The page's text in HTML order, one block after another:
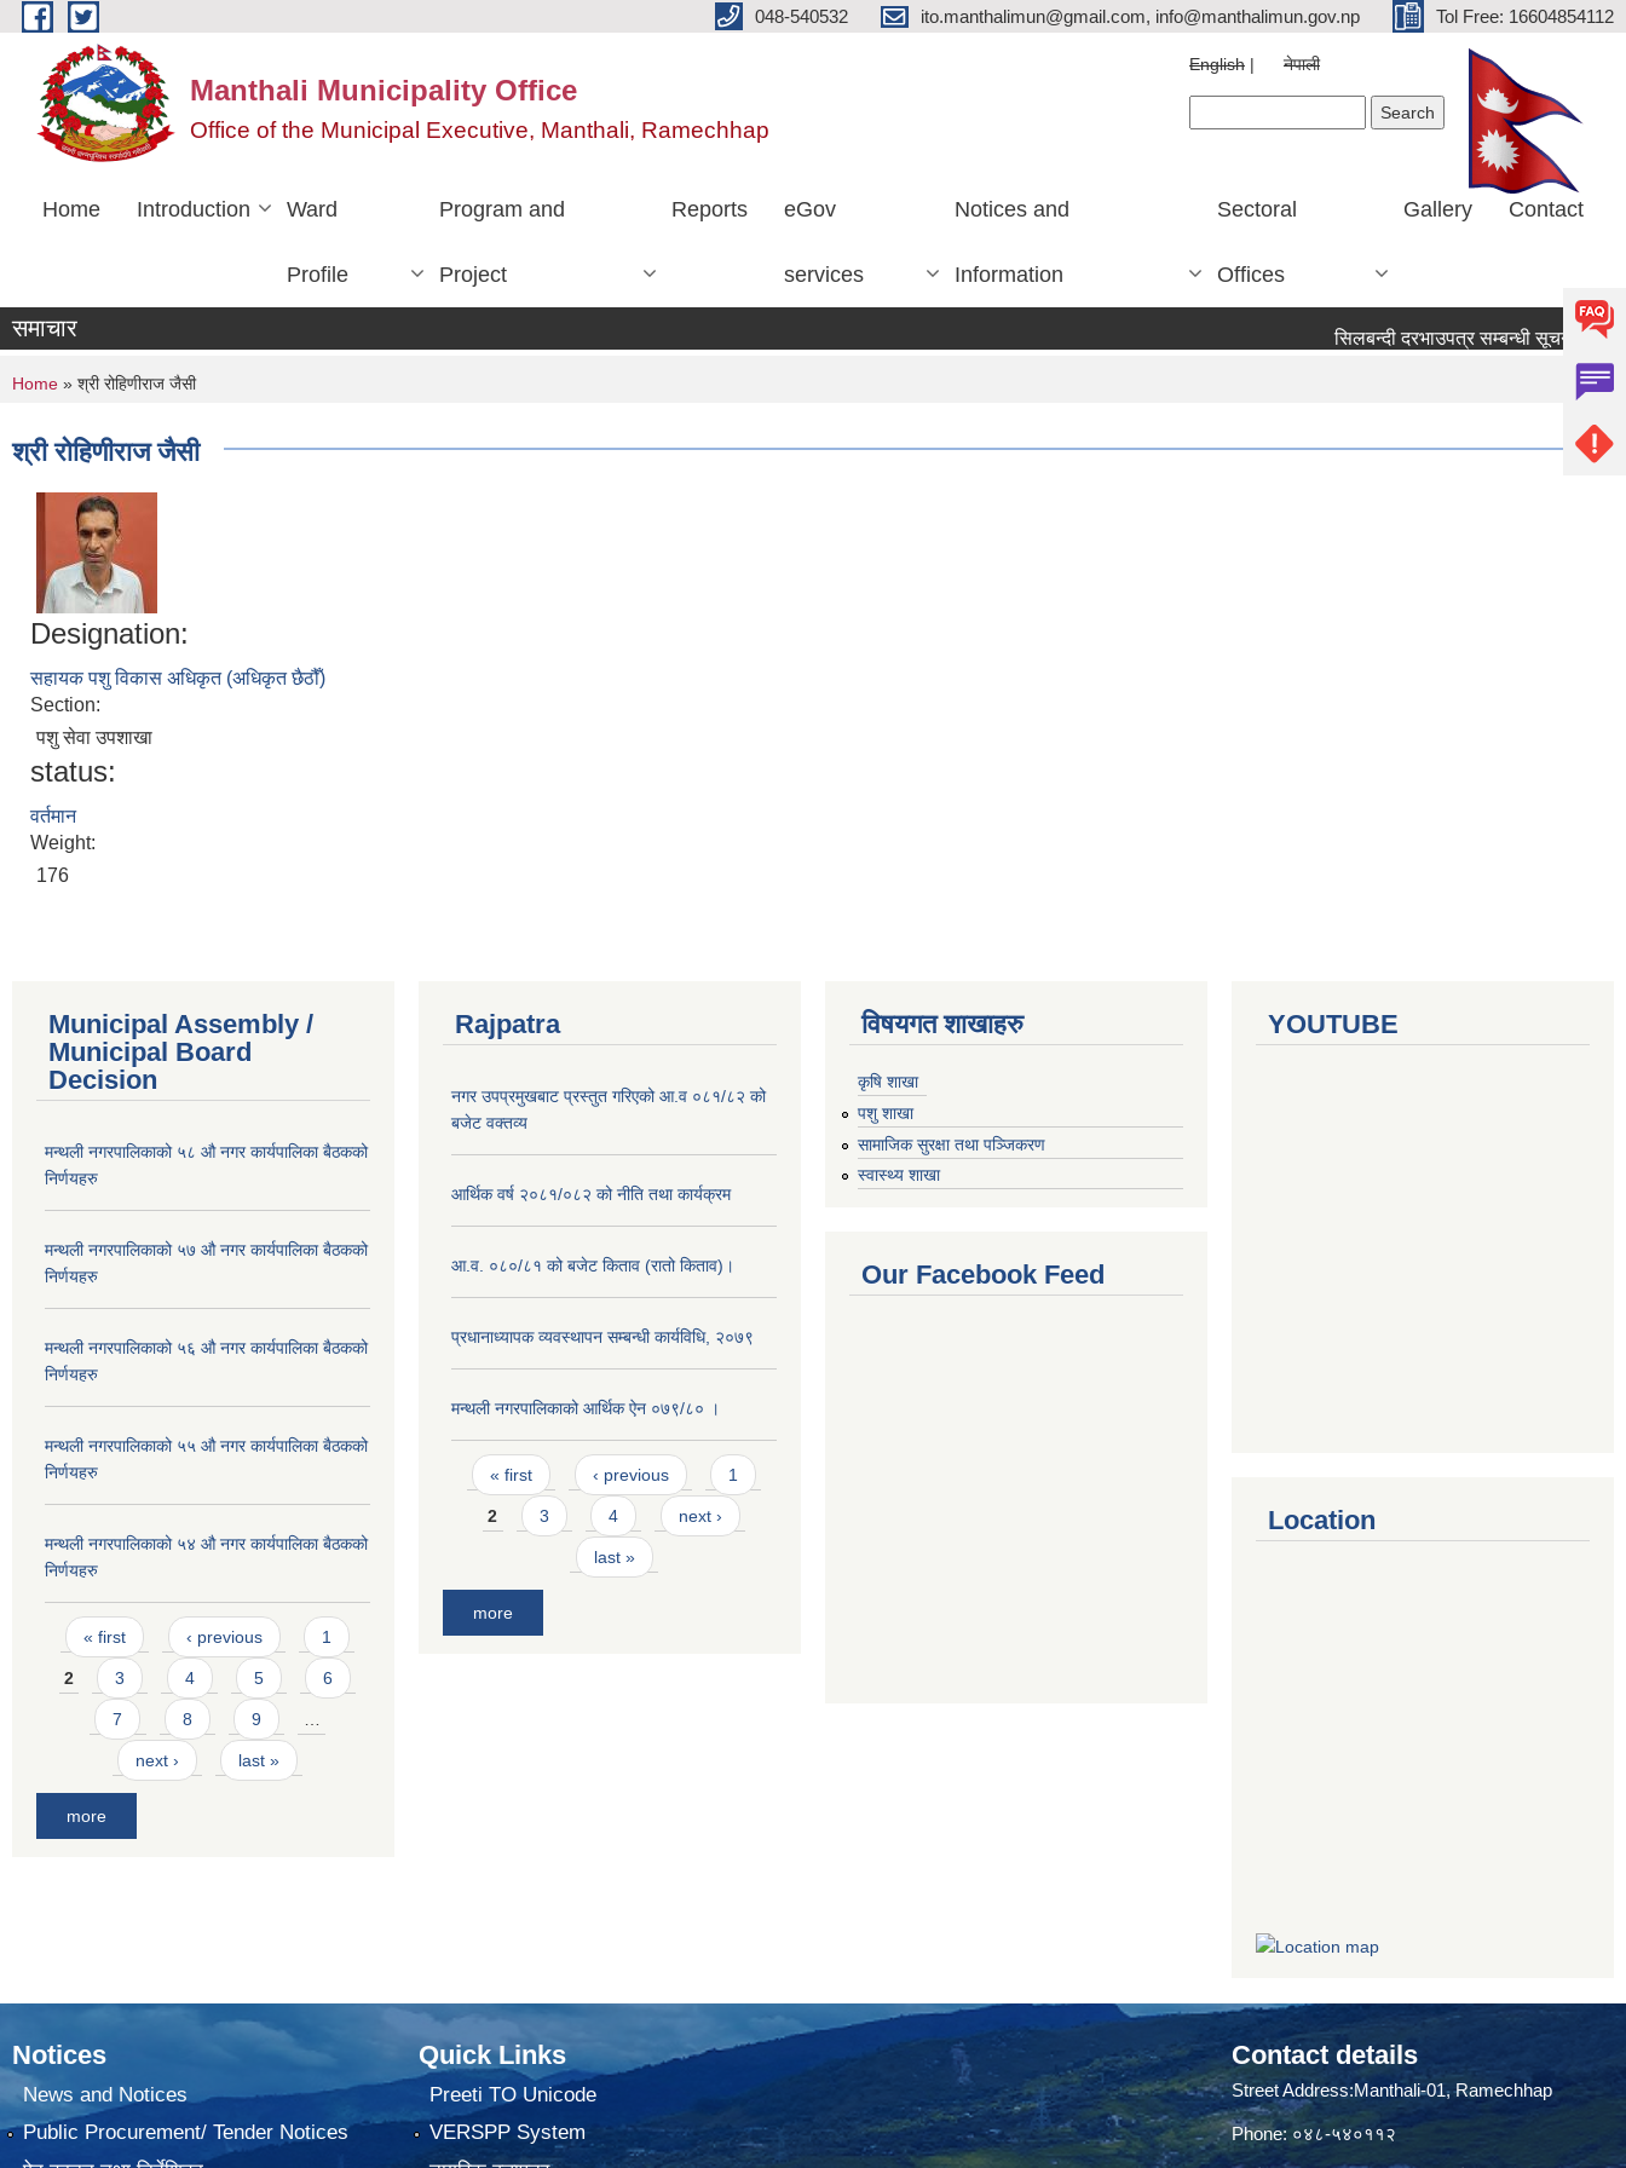
Skip to main content 048-540532 ito.manthalimun@gmail.com, info@manthalimun.gov.np Tol Free: 16604854112
Manthali Municipality Office
Office of the Municipal Executive, Manthali, Ramechhap
English नेपाली
Home Introduction Ward
Profile
Program and
Project
Reports eGov
services
Notices and
Information
Sectoral
Offices
Gallery Contact
समाचार सिलबन्दी दरभाउपत्र सम्बन्धी सूचना ।
You are here
Home » श्री रोहिणीराज जैसी
श्री रोहिणीराज जैसी
Designation:
सहायक पशु विकास अधिकृत (अधिकृत छैठौँ)
Section:
पशु सेवा उपशाखा
status:
वर्तमान
Weight:
176
Municipal Assembly /
Municipal Board
Decision
मन्थली नगरपालिकाको ५८ औ नगर कार्यपालिका बैठकको
निर्णयहरु
मन्थली नगरपालिकाको ५७ औ नगर कार्यपालिका बैठकको
निर्णयहरु
मन्थली नगरपालिकाको ५६ औ नगर कार्यपालिका बैठकको
निर्णयहरु
मन्थली नगरपालिकाको ५५ औ नगर कार्यपालिका बैठकको
निर्णयहरु
मन्थली नगरपालिकाको ५४ औ नगर कार्यपालिका बैठकको
निर्णयहरु
Pages
« first ‹ previous 1
2 3 4 5 6
7 8 9
next › last »
more
Rajpatra
नगर उपप्रमुखबाट प्रस्तुत गरिएको आ.व ०८१/८२ को
बजेट वक्तव्य
आर्थिक वर्ष २०८१/०८२ को नीति तथा कार्यक्रम
आ.व. ०८०/८१ को बजेट किताव (रातो किताव)।
प्रधानाध्यापक व्यवस्थापन सम्बन्धी कार्यविधि, २०७९
मन्थली नगरपालिकाको आर्थिक ऐन ०७९/८० ।
Pages
« first ‹ previous 1
2 3 4 next ›
last »
more
विषयगत शाखाहरु
कृषि शाखा
पशु शाखा
सामाजिक सुरक्षा तथा पञ्जिकरण
स्वास्थ्य शाखा
Our Facebook Feed
YOUTUBE
Location
Notices
News and Notices
Public Procurement/ Tender Notices
Quick Links
Preeti TO Unicode
VERSPP System
Contact details
Street Address:Manthali-01, Ramechhap
Phone: ०४८-५४०११२